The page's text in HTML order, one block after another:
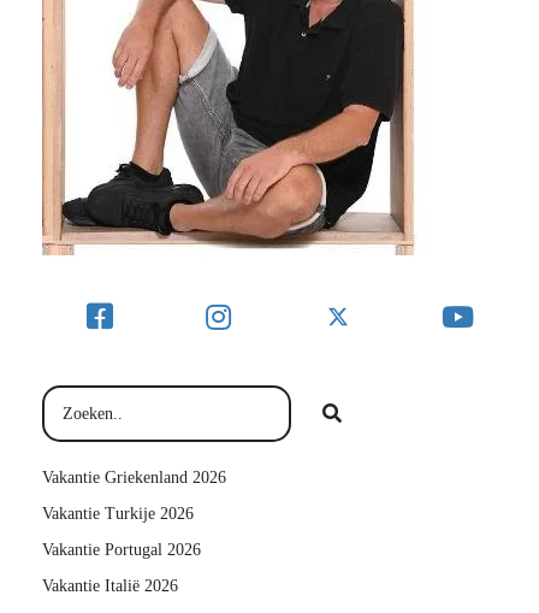
Vakantie Griekenland 2026
Vakantie Turkije 2026
Vakantie Portugal 2026
Vakantie Italië 2026